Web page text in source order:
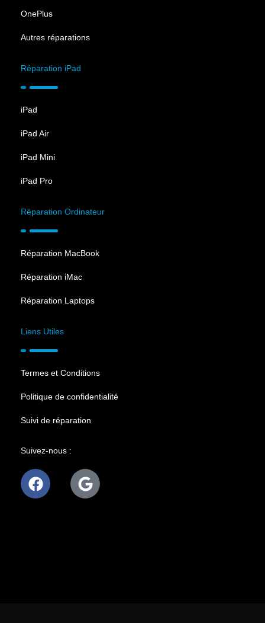
OnePlus
Autres réparations
Réparation iPad
iPad
iPad Air
iPad Mini
iPad Pro
Réparation Ordinateur
Réparation MacBook
Réparation iMac
Réparation Laptops
Liens Utiles
Termes et Conditions
Politique de confidentialité
Suivi de réparation
Suivez-nous :